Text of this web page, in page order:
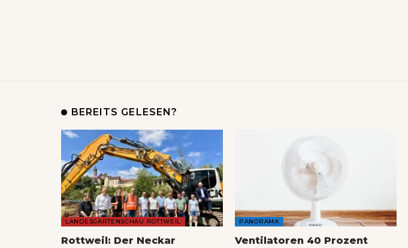
BEREITS GELESEN?
LANDESGARTENSCHAU ROTTWEIL
Rottweil: Der Neckar
PANORAMA
Ventilatoren 40 Prozent